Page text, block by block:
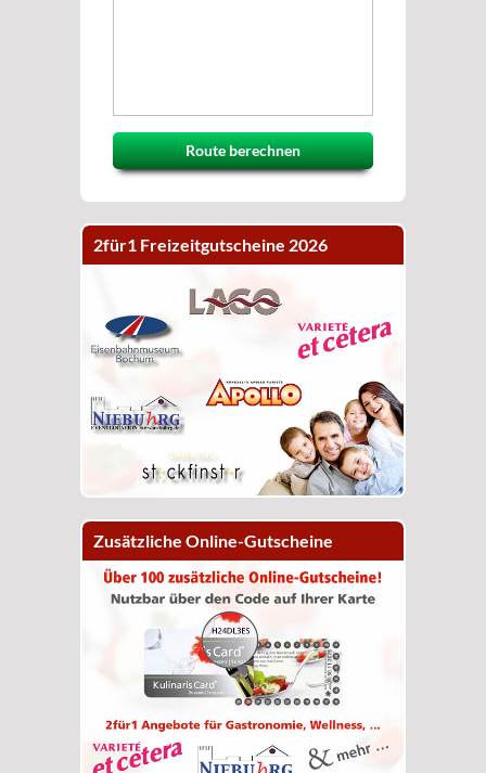
Route berechnen
2für1 Freizeitgutscheine 2026
Zusätzliche Online-Gutscheine